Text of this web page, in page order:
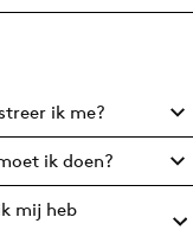
ik me?
ik doen?
mij heb